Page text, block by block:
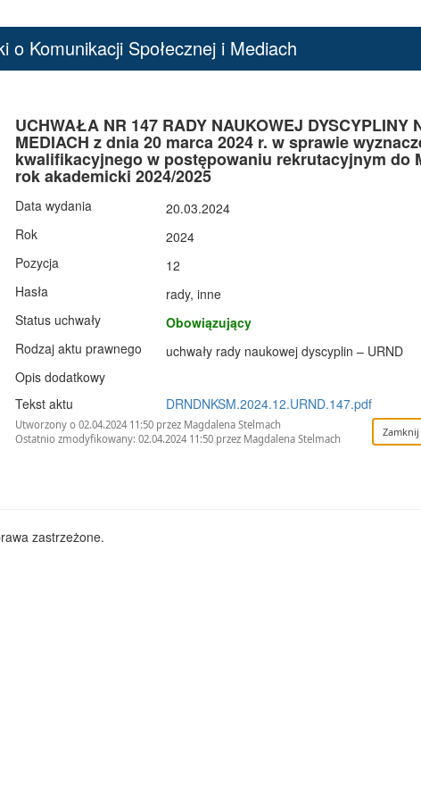
o Komunikacji Społecznej i Mediach
UCHWAŁA NR 147 RADY NAUKOWEJ
MEDIACH z dnia 20 marca 2024 r. w sprawie
kwalifikacyjnego w postępowaniu rekrutacyjnym do
rok akademicki 2024/2025
Data wydania
20.03.2024
Rok
2024
Pozycja
12
Hasła
rady, inne
Status uchwały
Obowiązujący
Rodzaj aktu prawnego
uchwały rady naukowej dyscyplin – URND
Opis dodatkowy
Tekst aktu
DRNDNKSM.2024.12.URND.147.pdf
Utworzony o 02.04.2024 11:50 przez Magdalena Stelmach
Ostatnio zmodyfikowany: 02.04.2024 11:50 przez Magdalena Stelmach
zastrzeżone.